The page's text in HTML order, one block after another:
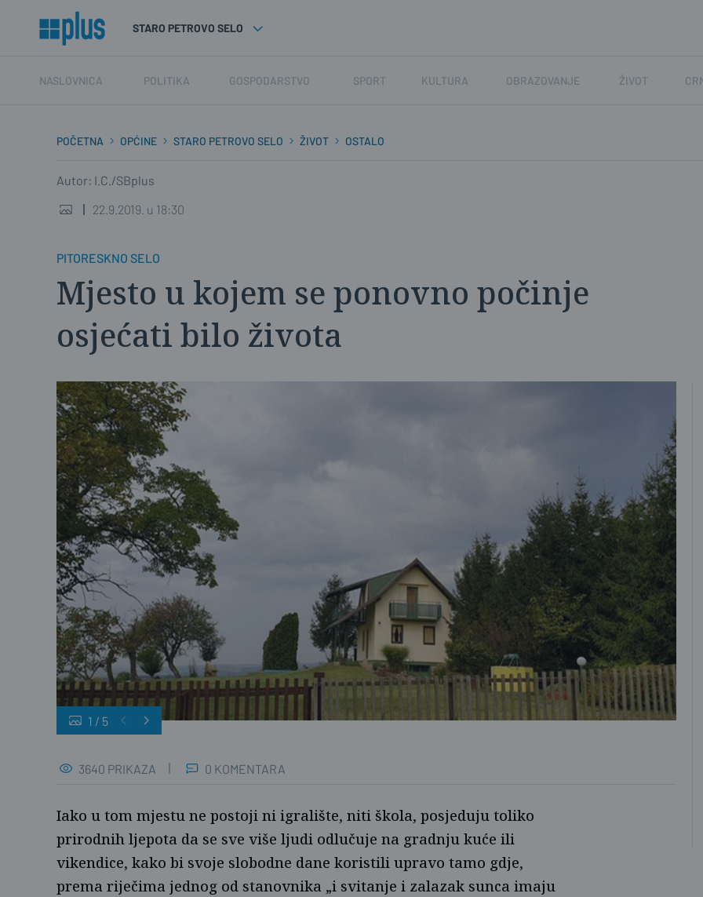
STARO PETROVO SELO
NASLOVNICA POLITIKA GOSPODARSTVO SPORT KULTURA OBRAZOVANJE ŽIVOT
POČETNA OPĆINE STARO PETROVO SELO ŽIVOT OSTALO
Autor: I.C./SBplus
22.9.2019. u 18:30
PITORESKNO SELO
Mjesto u kojem se ponovno počinje
osjećati bilo života
naslovnica
1 / 5
3640 PRIKAZA 0 KOMENTARA
Iako u tom mjestu ne postoji ni igralište, niti škola, posjeduju toliko
prirodnih ljepota da se sve više ljudi odlučuje na gradnju kuće ili
vikendice, kako bi svoje slobodne dane koristili upravo tamo gdje,
prema riječima jednog od stanovnika „i svitanje i zalazak sunca imaju